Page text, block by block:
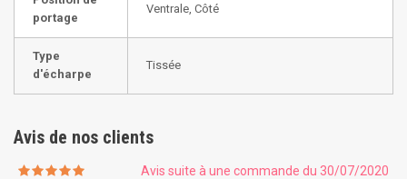
portage
Ventrale, Côté
Type
d'écharpe
Tissée
Avis de nos clients
Avis suite à une commande du 30/07/2020